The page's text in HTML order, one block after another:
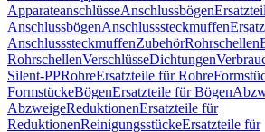
ApparateanschlüsseAnschlussbögen
AnschlussbögenAnschlusssteckmuffen
AnschlusssteckmuffenZubehörRohrschellen
RohrschellenVerschlüsseDichtungen
Silent-PPRohreErsatzteile für Rohre
FormstückeBögenErsatzteile für Bögen
AbzweigeReduktionenErsatzteile für
ReduktionenReinigungsstückeErsatzteile für